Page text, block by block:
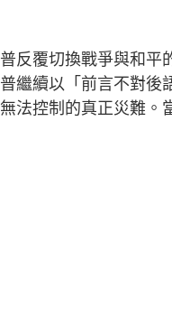
覆切換戰爭與和平
繼續以「前言不對後
法控制的真正災難。